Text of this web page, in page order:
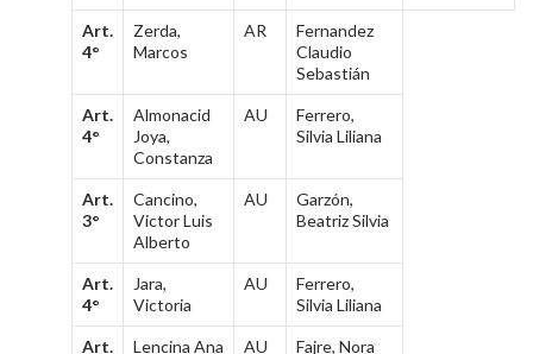
Art.
4°
Zerda,
Marcos
AR
Fernandez
Claudio
Sebastián
Art.
4°
Almonacid
Joya,
Constanza
AU
Ferrero,
Silvia Liliana
Art.
3°
Cancino,
Victor Luis
Alberto
AU
Garzón,
Beatriz Silvia
Art.
4°
Jara,
Victoria
AU
Ferrero,
Silvia Liliana
Art.
Lencina Ana
AU Fajre, Nora